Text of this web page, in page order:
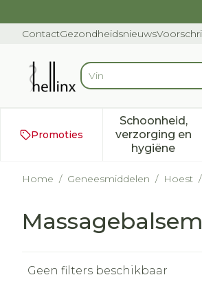
ContactGezondheidsnieuws
Product, merk,
Vind snel
Promoties
Schoonheid,
verzorging en
hygiëne
Toon
Home / Geneesmiddelen / Hoest /
Geen filters beschikbaar